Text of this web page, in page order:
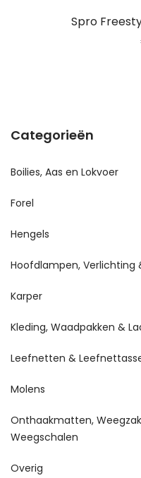
Spro
Categorieën
Boilies, Aas en Lokvoer
Forel
Hengels
Hoofdlampen, Verlichting
Karper
Kleding, Waadpakken &
Leefnetten &
Molens
Onthaakmatten,
Weegschalen
Overig